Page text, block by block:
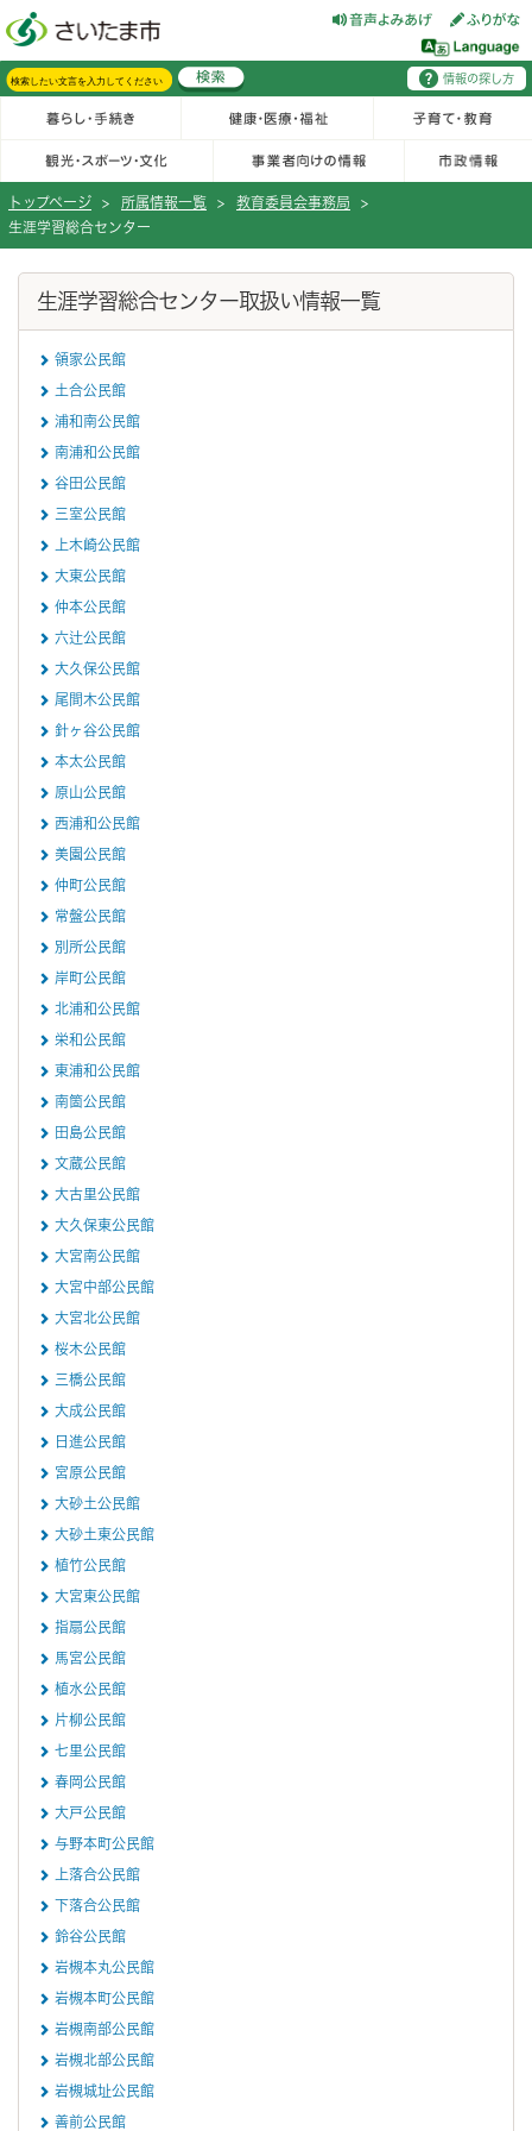
情報の探し方
トップページ > 所属情報一覧 > 教育委員会事務局
>
生涯学習総合センター
生涯学習総合センター取扱い情報一覧
領家公民館
土合公民館
浦和南公民館
南浦和公民館
谷田公民館
三室公民館
上木崎公民館
大東公民館
仲本公民館
六辻公民館
大久保公民館
尾間木公民館
針ヶ谷公民館
本太公民館
原山公民館
西浦和公民館
美園公民館
仲町公民館
常盤公民館
別所公民館
岸町公民館
北浦和公民館
栄和公民館
東浦和公民館
南箇公民館
田島公民館
文蔵公民館
大古里公民館
大久保東公民館
大宮南公民館
大宮中部公民館
大宮北公民館
桜木公民館
三橋公民館
大成公民館
日進公民館
宮原公民館
大砂土公民館
大砂土東公民館
植竹公民館
大宮東公民館
指扇公民館
馬宮公民館
植水公民館
片柳公民館
七里公民館
春岡公民館
大戸公民館
与野本町公民館
上落合公民館
下落合公民館
鈴谷公民館
岩槻本丸公民館
岩槻本町公民館
岩槻南部公民館
岩槻北部公民館
岩槻城址公民館
善前公民館